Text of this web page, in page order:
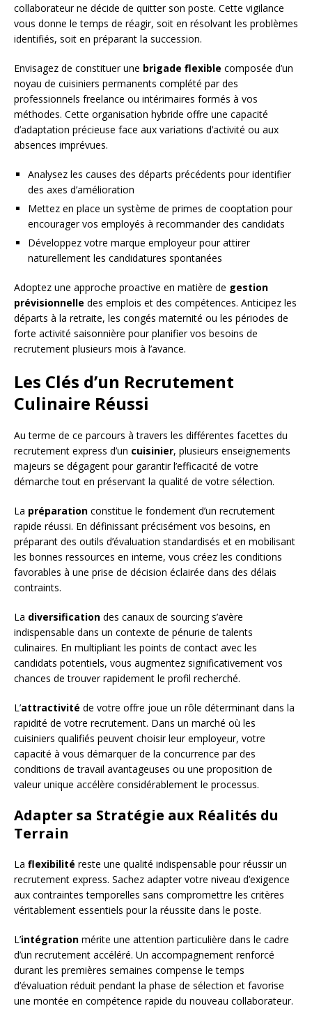
collaborateur ne décide de quitter son poste. Cette vigilance
vous donne le temps de réagir, soit en résolvant les problèmes
identifiés, soit en préparant la succession.
Envisagez de constituer une brigade flexible composée d’un
noyau de cuisiniers permanents complété par des
professionnels freelance ou intérimaires formés à vos
méthodes. Cette organisation hybride offre une capacité
d’adaptation précieuse face aux variations d’activité ou aux
absences imprévues.
Analysez les causes des départs précédents pour identifier
des axes d’amélioration
Mettez en place un système de primes de cooptation pour
encourager vos employés à recommander des candidats
Développez votre marque employeur pour attirer
naturellement les candidatures spontanées
Adoptez une approche proactive en matière de gestion
prévisionnelle des emplois et des compétences. Anticipez les
départs à la retraite, les congés maternité ou les périodes de
forte activité saisonnière pour planifier vos besoins de
recrutement plusieurs mois à l’avance.
Les Clés d’un Recrutement
Culinaire Réussi
Au terme de ce parcours à travers les différentes facettes du
recrutement express d’un cuisinier, plusieurs enseignements
majeurs se dégagent pour garantir l’efficacité de votre
démarche tout en préservant la qualité de votre sélection.
La préparation constitue le fondement d’un recrutement
rapide réussi. En définissant précisément vos besoins, en
préparant des outils d’évaluation standardisés et en mobilisant
les bonnes ressources en interne, vous créez les conditions
favorables à une prise de décision éclairée dans des délais
contraints.
La diversification des canaux de sourcing s’avère
indispensable dans un contexte de pénurie de talents
culinaires. En multipliant les points de contact avec les
candidats potentiels, vous augmentez significativement vos
chances de trouver rapidement le profil recherché.
L’attractivité de votre offre joue un rôle déterminant dans la
rapidité de votre recrutement. Dans un marché où les
cuisiniers qualifiés peuvent choisir leur employeur, votre
capacité à vous démarquer de la concurrence par des
conditions de travail avantageuses ou une proposition de
valeur unique accélère considérablement le processus.
Adapter sa Stratégie aux Réalités du
Terrain
La flexibilité reste une qualité indispensable pour réussir un
recrutement express. Sachez adapter votre niveau d’exigence
aux contraintes temporelles sans compromettre les critères
véritablement essentiels pour la réussite dans le poste.
L’intégration mérite une attention particulière dans le cadre
d’un recrutement accéléré. Un accompagnement renforcé
durant les premières semaines compense le temps
d’évaluation réduit pendant la phase de sélection et favorise
une montée en compétence rapide du nouveau collaborateur.